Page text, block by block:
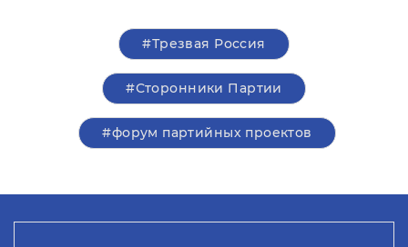
#Трезвая Россия
#Сторонники Партии
#форум партийных проектов